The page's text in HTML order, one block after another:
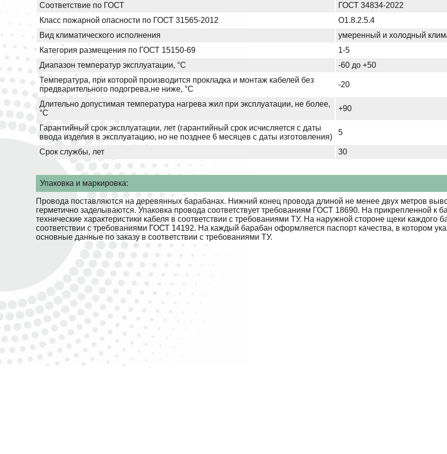
Соответствие по ГОСТ
ГОСТ 34834-2022
Класс пожарной опасности по ГОСТ 31565-2012
О1.8.2.5.4
Вид климатического исполнения
умеренный и холодный
Категория размещения по ГОСТ 15150-69
1-5
Диапазон температур эксплуатации, °С
-60 до +50
Температура, при которой производится прокладка и монтаж кабелей без
предварительного подогрева,не ниже, °С
-20
Длительно допустимая температура нагрева жил при эксплуатации, не более,
°С
+90
Гарантийный срок эксплуатации, лет (гарантийный срок исчисляется с даты
ввода изделия в эксплуатацию, но не позднее 6 месяцев с даты изготовления)
5
Срок службы, лет 30
Упаковка и маркировка:
Провода поставляются на деревянных барабанах. Нижний конец провода длиной не менее двух метров
герметично заделываются. Упаковка провода соответствует требованиям ГОСТ 18690. На прикрепленной к
технические характеристики кабеля в соответствии с требованиями ТУ. На наружной стороне щеки каждого
соответствии с требованиями ГОСТ 14192. На каждый барабан оформляется паспорт качества, в котором
основные данные по заказу в соответствии с требованиями ТУ.